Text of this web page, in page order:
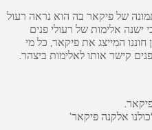
של פיקאר בה הוא נראה רעול
ישנה אלימות של רעולי פנים
המייצג את פיקאר, כל מי
קישר אותו לאלימות ביצהר.
אלקנה פיקאר’